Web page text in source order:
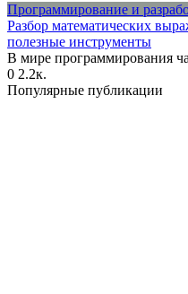
Программирование и
Разбор математических
полезные инструменты
В мире программирования
0 2.2к.
Популярные публикации